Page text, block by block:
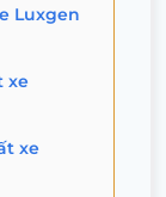
Luxgen
xe
xe